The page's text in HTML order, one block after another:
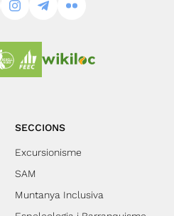
SECCIONS
Excursionisme
SAM
Muntanya Inclusiva